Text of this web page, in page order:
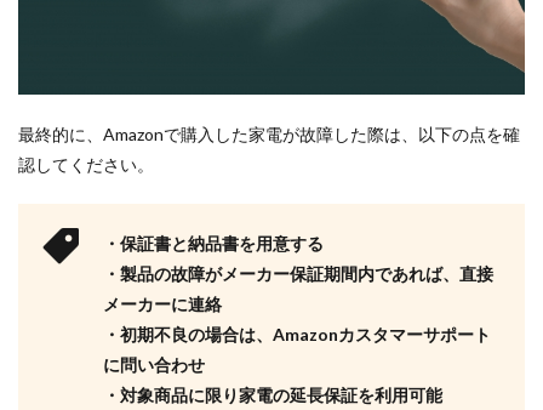
最終的に、Amazonで購入した家電が故障した際は、以下の点を確
認してください。
・保証書と納品書を用意する
・製品の故障がメーカー保証期間内であれば、直接
メーカーに連絡
・初期不良の場合は、Amazonカスタマーサポート
に問い合わせ
・対象商品に限り家電の延長保証を利用可能